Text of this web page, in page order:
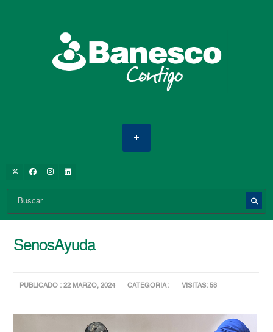
SenosAyuda
PUBLICADO : 22 MARZO, 2024 CATEGORIA : VISITAS: 58